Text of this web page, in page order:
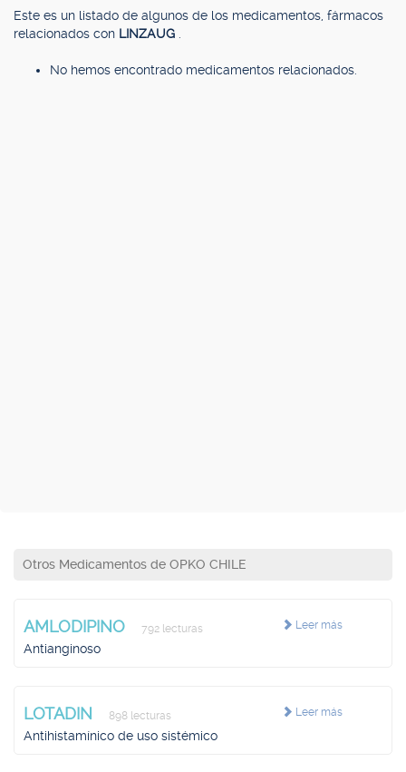
Este es un listado de algunos de los medicamentos, fármacos
relacionados con LINZAUG
No hemos encontrado medicamentos relacionados.
Otros Medicamentos de OPKO CHILE
Leer más
AMLODIPINO 792 lecturas
Antianginoso
Leer más
LOTADIN 898 lecturas
Antihistamínico de uso sistémico